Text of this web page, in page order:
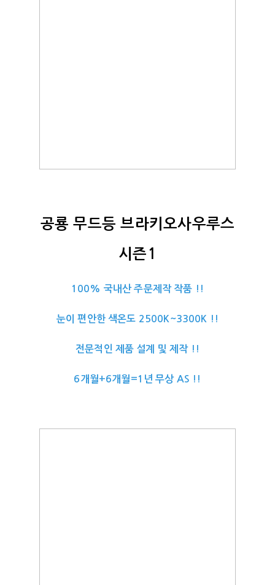
공룡 무드등 브라키오사우루스
시즌1
100% 국내산 주문제작 작품 !!
눈이 편안한 색온도 2500K~3300K !!
전문적인 제품 설계 및 제작 !!
6개월+6개월=1년 무상 AS !!